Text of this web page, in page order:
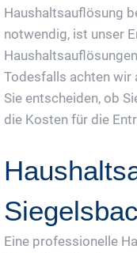
Haushaltsauflösung
notwendig, ist unser
Todesfalls achten wir
Sie entscheiden, ob
die Kosten für die
Eine professionelle